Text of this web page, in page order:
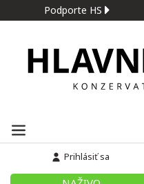
Podporte HS
Prihlásiť sa